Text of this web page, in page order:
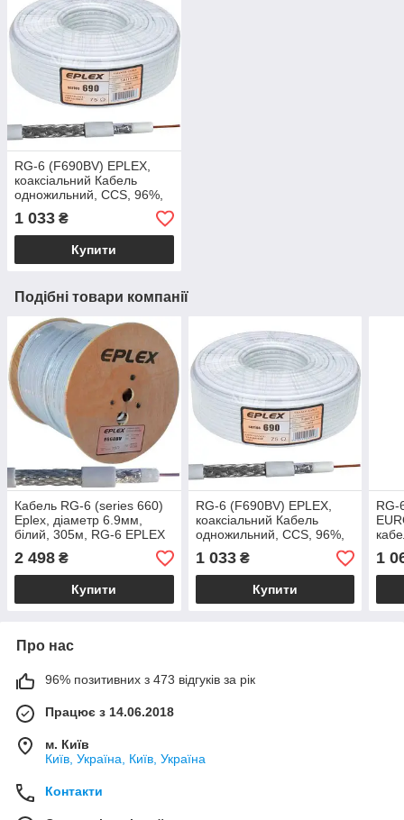
RG-6 (F690BV) EPLEX,
коаксіальний Кабель
одножильний, CCS, 96%,
білий, 100м
1 033 ₴
Купити
Подібні товари компанії
Кабель RG-6 (series 660)
Eplex, діаметр 6.9мм,
білий, 305м, RG-6 EPLEX
2 498 ₴
Купити
RG-6 (F690BV) EPLEX,
коаксіальний Кабель
одножильний, CCS, 96%,
1 033₴
Купити
RG-
1
Про нас
96% позитивних з 473 відгуків за рік
Працює з 14.06.2018
м. Київ
Київ, Україна, Київ, Україна
Контакти